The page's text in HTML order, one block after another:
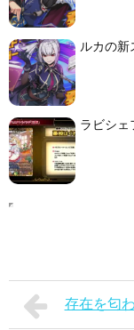
ルカの新
ラビシェ
存在を匂